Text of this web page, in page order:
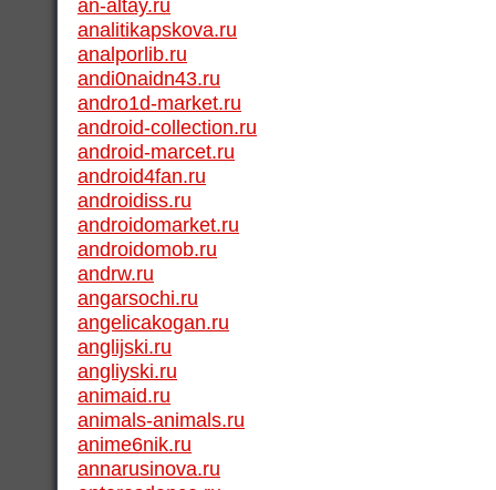
an-altay.ru
analitikapskova.ru
analporlib.ru
andi0naidn43.ru
andro1d-market.ru
android-collection.ru
android-marcet.ru
android4fan.ru
androidiss.ru
androidomarket.ru
androidomob.ru
andrw.ru
angarsochi.ru
angelicakogan.ru
anglijski.ru
angliyski.ru
animaid.ru
animals-animals.ru
anime6nik.ru
annarusinova.ru